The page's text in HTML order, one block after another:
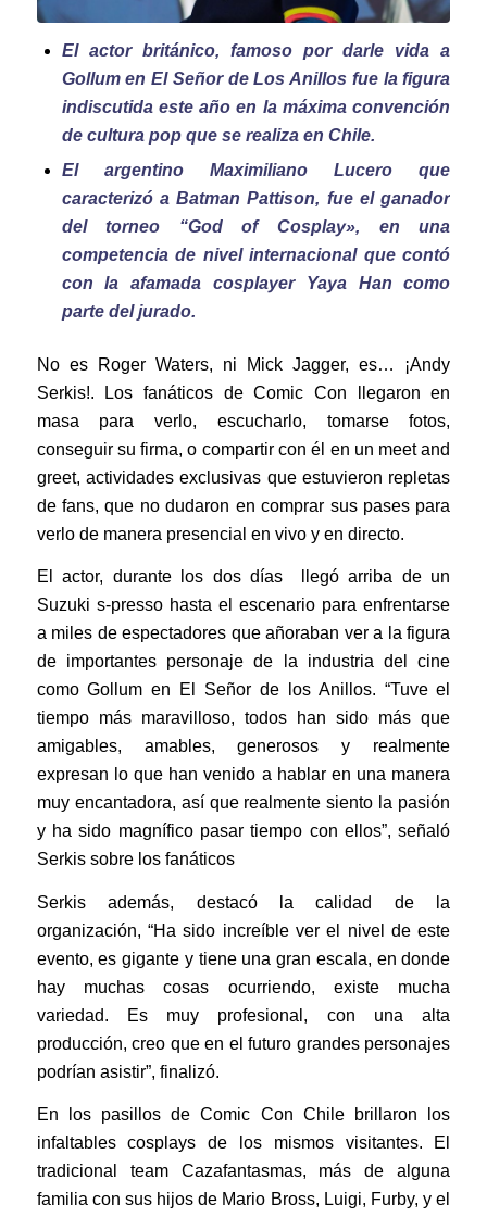
El actor británico, famoso por darle vida a
Gollum en El Señor de Los Anillos fue la figura
indiscutida este año en la máxima convención
de cultura pop que se realiza en Chile.
El argentino Maximiliano Lucero que
caracterizó a Batman Pattison, fue el ganador
del torneo “God of Cosplay», en una
competencia de nivel internacional que contó
con la afamada cosplayer Yaya Han como
parte del jurado.
No es Roger Waters, ni Mick Jagger, es… ¡Andy
Serkis!. Los fanáticos de Comic Con llegaron en
masa para verlo, escucharlo, tomarse fotos,
conseguir su firma, o compartir con él en un meet and
greet, actividades exclusivas que estuvieron repletas
de fans, que no dudaron en comprar sus pases para
verlo de manera presencial en vivo y en directo.
El actor, durante los dos días llegó arriba de un
Suzuki s-presso hasta el escenario para enfrentarse
a miles de espectadores que añoraban ver a la figura
de importantes personaje de la industria del cine
como Gollum en El Señor de los Anillos. “Tuve el
tiempo más maravilloso, todos han sido más que
amigables, amables, generosos y realmente
expresan lo que han venido a hablar en una manera
muy encantadora, así que realmente siento la pasión
y ha sido magnífico pasar tiempo con ellos”, señaló
Serkis sobre los fanáticos
Serkis además, destacó la calidad de la
organización, “Ha sido increíble ver el nivel de este
evento, es gigante y tiene una gran escala, en donde
hay muchas cosas ocurriendo, existe mucha
variedad. Es muy profesional, con una alta
producción, creo que en el futuro grandes personajes
podrían asistir”, finalizó.
En los pasillos de Comic Con Chile brillaron los
infaltables cosplays de los mismos visitantes. El
tradicional team Cazafantasmas, más de alguna
familia con sus hijos de Mario Bross, Luigi, Furby, y el